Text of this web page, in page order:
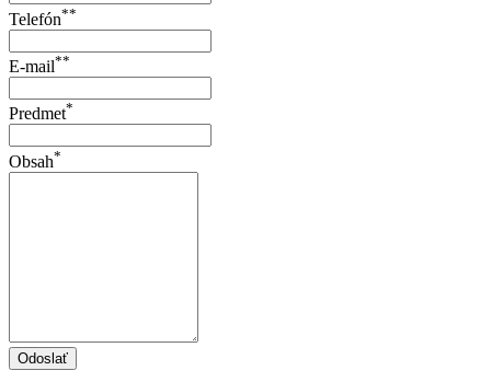
Telefón**
E-mail**
Predmet*
Obsah*
Odoslať